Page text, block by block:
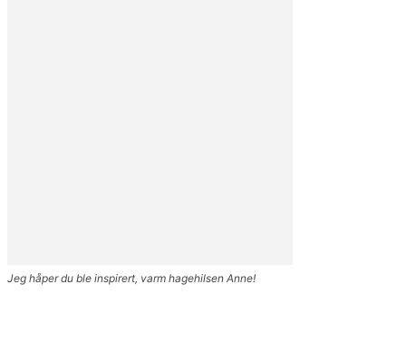
Jeg håper du ble inspirert, varm hagehilsen Anne!